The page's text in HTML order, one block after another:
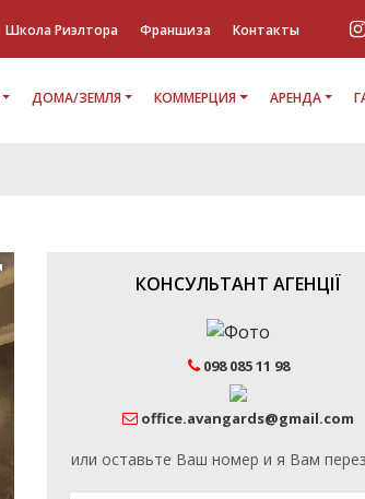
Школа Риэлтора Франшиза Контакты
ДОМА/ЗЕМЛЯ КОММЕРЦИЯ АРЕНДА
КОНСУЛЬТАНТ АГЕНЦІЇ
098 085 11 98
office.avangards@gmail.com
или оставьте Ваш номер и я Вам